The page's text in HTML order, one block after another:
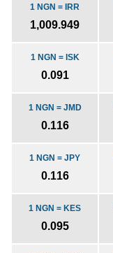
1 NGN = IRR
1,009.949
1 NGN = ISK
0.091
1 NGN = JMD
0.116
1 NGN = JPY
0.116
1 NGN = KES
0.095